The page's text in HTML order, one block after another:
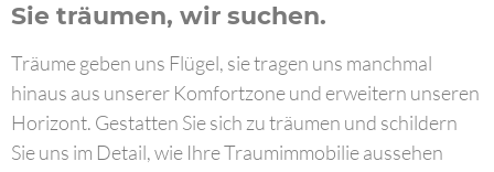
Sie träumen, wir suchen.
Träume geben uns Flügel, sie tragen uns manchmal
hinaus aus unserer Komfortzone und erweitern unseren
Horizont. Gestatten Sie sich zu träumen und schildern
Sie uns im Detail, wie Ihre Traumimmobilie aussehen